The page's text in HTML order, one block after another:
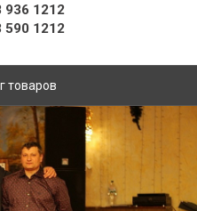
936 1212
590 1212
товаров